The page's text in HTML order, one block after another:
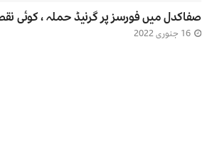
صفاکدل میں فورسز پر گرنیڈ حملہ ، کوئی